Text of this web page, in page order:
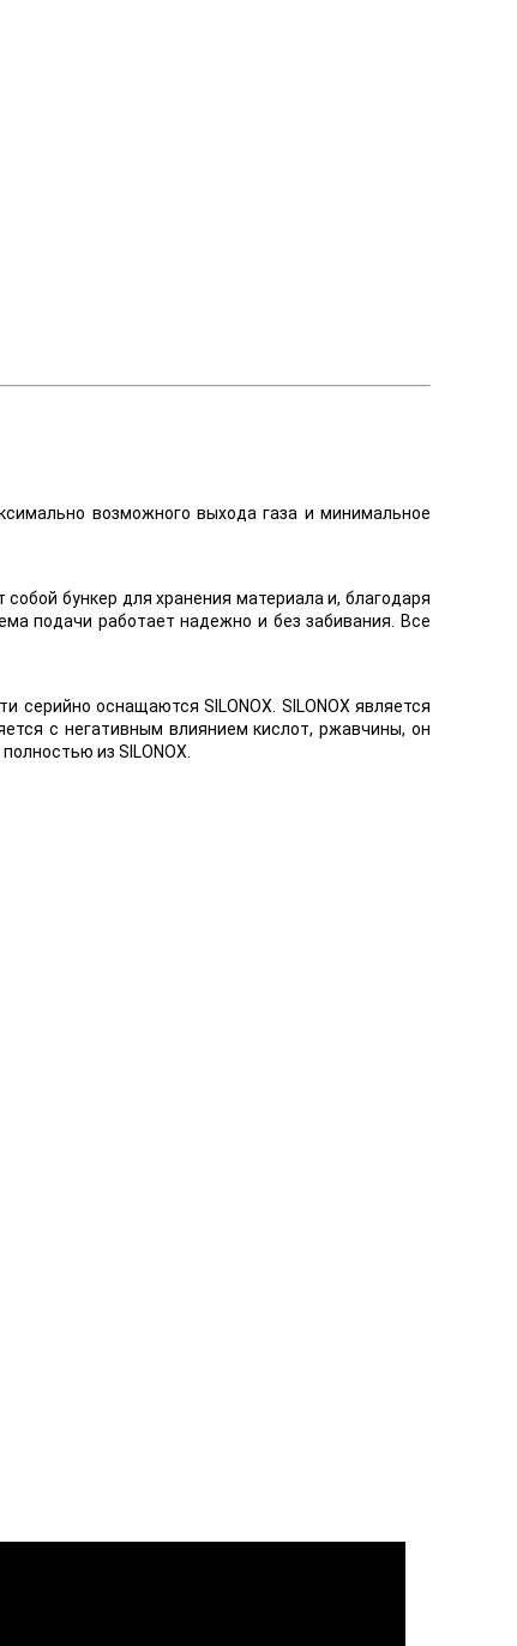
возможного выхода газа и минимальное
бункер для хранения материала и, благодаря
подачи работает надежно и без забивания. Все
серийно оснащаются SILONOX. SILONOX является
с негативным влиянием кислот, ржавчины, он
из SILONOX.